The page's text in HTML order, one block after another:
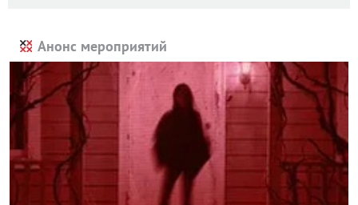
Анонс мероприятий